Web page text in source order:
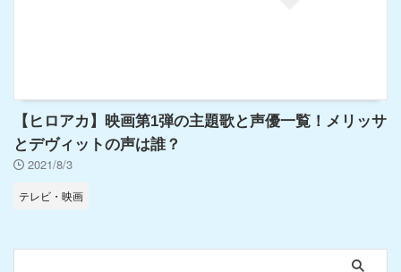
【ヒロアカ】映画第1弾の主題歌と声優一覧！メリッサ
とデヴィットの声は誰？
2021/8/3
テレビ・映画